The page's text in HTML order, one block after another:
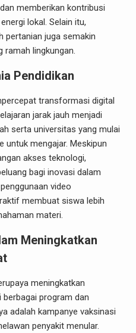
memberikan kontribusi
lokal. Selain itu,
pertanian juga semakin
ramah lingkungan.
Pendidikan
transformasi digital
jarak jauh menjadi
serta universitas yang mulai
mengajar. Meskipun
akses teknologi,
bagi inovasi dalam
video
membuat siswa lebih
materi.
Meningkatkan
meningkatkan
program dan
adalah kampanye vaksinasi
penyakit menular.